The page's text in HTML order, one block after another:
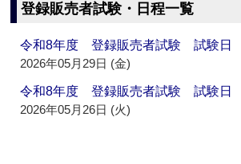
登録販売者試験・日程一覧
令和8年度 登録販売者試験 試験日
2026年05月29日 (金)
令和8年度 登録販売者試験 試験日
2026年05月26日 (火)